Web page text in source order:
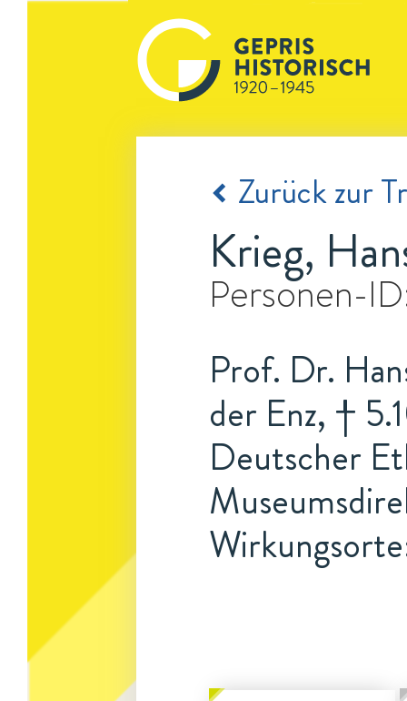
Zurück zur
Krieg,
Personen-
Prof. Dr.
der Enz, †
Deutscher